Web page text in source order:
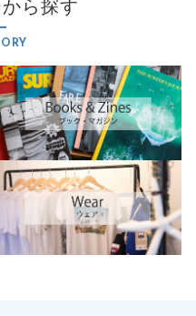
ら探す